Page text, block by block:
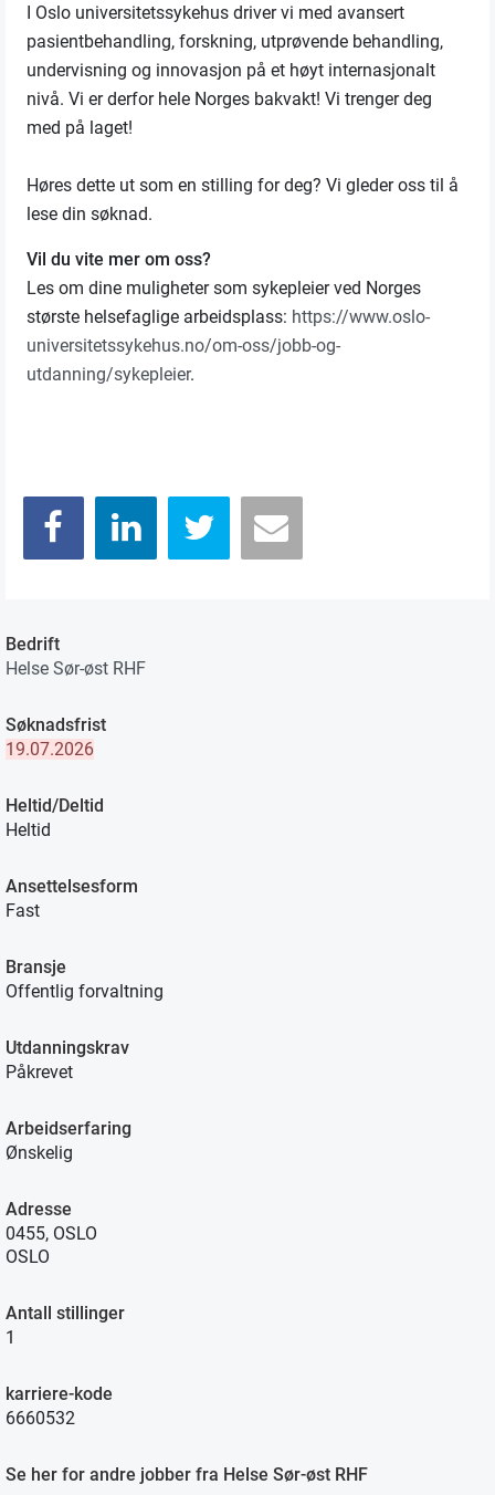
I Oslo universitetssykehus driver vi med avansert
pasientbehandling, forskning, utprøvende behandling,
undervisning og innovasjon på et høyt internasjonalt
nivå. Vi er derfor hele Norges bakvakt! Vi trenger deg
med på laget!
Høres dette ut som en stilling for deg? Vi gleder oss til å
lese din søknad.
Vil du vite mer om oss?
Les om dine muligheter som sykepleier ved Norges
største helsefaglige arbeidsplass: https://www.oslo-
universitetssykehus.no/om-oss/jobb-og-
utdanning/sykepleier.
Bedrift
Helse Sør-øst RHF
Søknadsfrist
19.07.2026
Heltid/Deltid
Heltid
Ansettelsesform
Fast
Bransje
Offentlig forvaltning
Utdanningskrav
Påkrevet
Arbeidserfaring
Ønskelig
Adresse
0455, OSLO
OSLO
Antall stillinger
1
karriere-kode
6660532
Se her for andre jobber fra Helse Sør-øst RHF